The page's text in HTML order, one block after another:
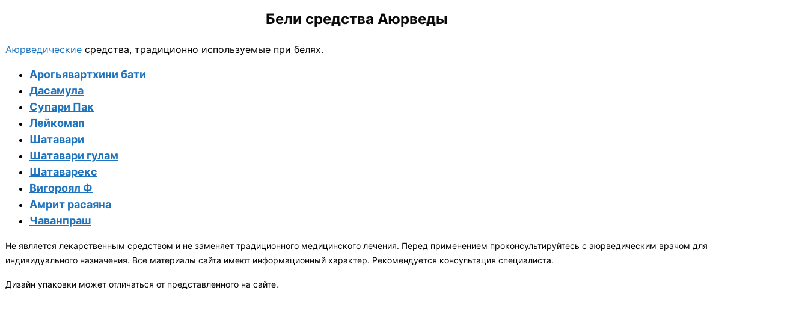
Бели средства Аюрведы
Аюрведические средства, традиционно используемые при белях.
Арогьявартхини бати
Дасамула
Супари Пак
Лейкомап
Шатавари
​Шатавари гулам
Шатаварекс
Вигороял Ф
Амрит расаяна
Чаванпраш
Не является лекарственным средством и не заменяет традиционного медицинского лечения. Перед применением проконсультируйтесь с аюрведическим врачом для
индивидуального назначения. Все материалы сайта имеют информационный характер. Рекомендуется консультация специалиста.
Дизайн упаковки может отличаться от представленного на сайте.